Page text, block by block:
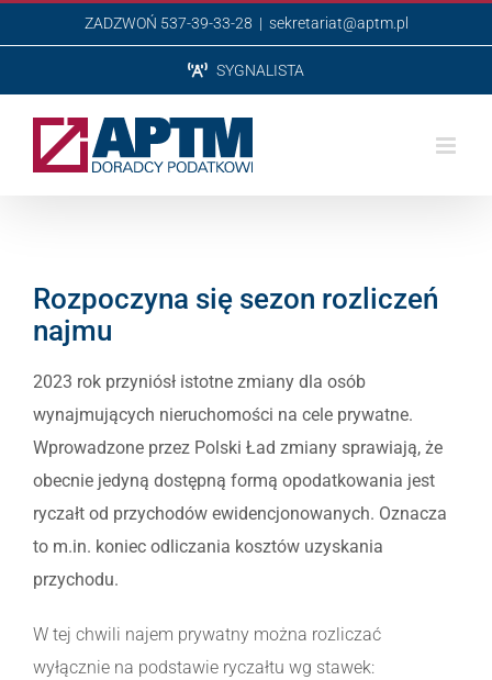
do
ZADZWOŃ 537-39-33-28 | sekretariat@aptm.pl
SYGNALISTA
Rozpoczyna się sezon rozliczeń
najmu
2023 rok przyniósł istotne zmiany dla osób
wynajmujących nieruchomości na cele prywatne.
Wprowadzone przez Polski Ład zmiany sprawiają, że
obecnie jedyną dostępną formą opodatkowania jest
ryczałt od przychodów ewidencjonowanych. Oznacza
to m.in. koniec odliczania kosztów uzyskania
przychodu.
W tej chwili najem prywatny można rozliczać
wyłącznie na podstawie ryczałtu wg stawek: